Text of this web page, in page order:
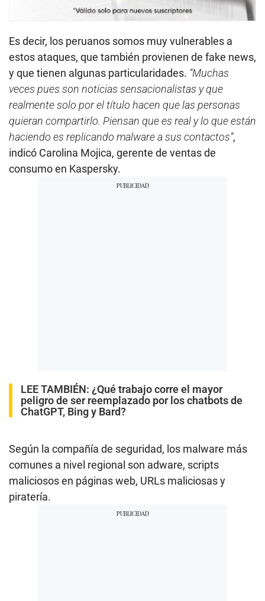
Es decir, los peruanos somos muy vulnerables a
estos ataques, que también provienen de fake news,
y que tienen algunas particularidades. “Muchas
veces pues son noticias sensacionalistas y que
realmente solo por el título hacen que las personas
quieran compartirlo. Piensan que es real y lo que están
haciendo es replicando malware a sus contactos”,
indicó Carolina Mojica, gerente de ventas de
consumo en Kaspersky.
LEE TAMBIÉN: ¿Qué trabajo corre el mayor
peligro de ser reemplazado por los chatbots de
ChatGPT, Bing y Bard?
Según la compañía de seguridad, los malware más
comunes a nivel regional son adware, scripts
maliciosos en páginas web, URLs maliciosas y
piratería.